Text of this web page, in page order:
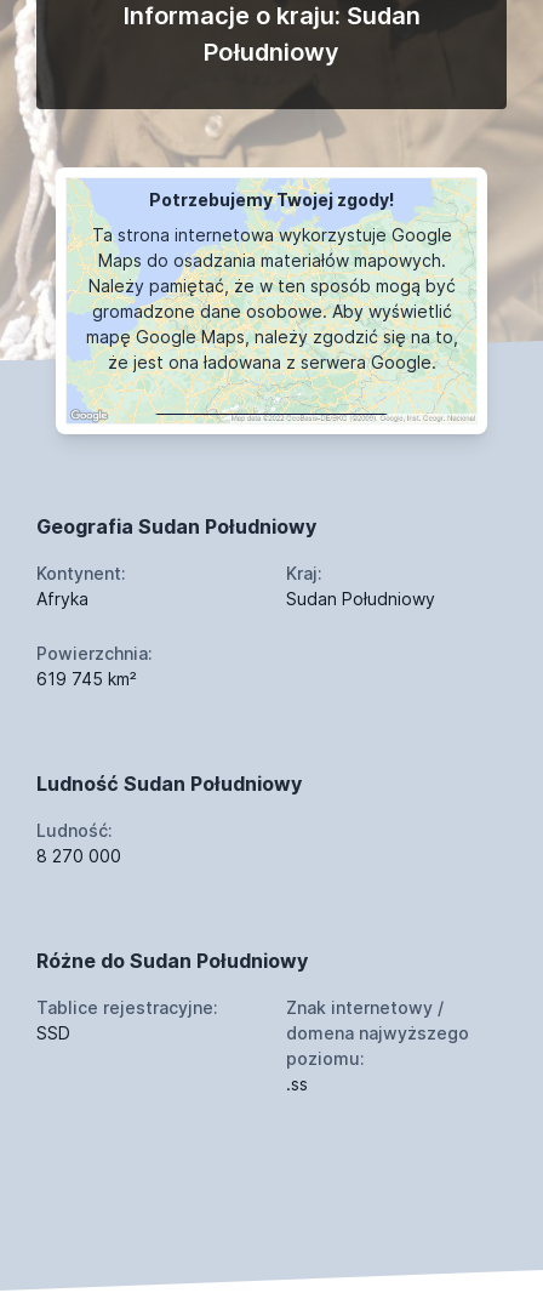
Informacje o kraju: Sudan
Południowy
Potrzebujemy Twojej zgody!
Ta strona internetowa wykorzystuje Google
Maps do osadzania materiałów mapowych.
Należy pamiętać, że w ten sposób mogą być
gromadzone dane osobowe. Aby wyświetlić
mapę Google Maps, należy zgodzić się na to,
że jest ona ładowana z serwera Google.
WYŚWIETLANIE MAPY
Geografia Sudan Południowy
Kontynent:
Afryka
Kraj:
Sudan Południowy
Powierzchnia:
619 745 km²
Ludność Sudan Południowy
Ludność:
8 270 000
Różne do Sudan Południowy
Tablice rejestracyjne:
SSD
Znak internetowy /
domena najwyższego
poziomu:
.ss